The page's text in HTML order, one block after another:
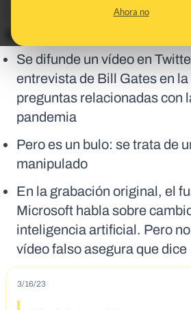
Ahora no
En corto:
Se difunde un vídeo en
entrevista de Bill Gates en
preguntas relacionadas con
pandemia
Pero es un bulo: se trata de
manipulado
En la grabación original, el
Microsoft habla sobre
inteligencia artificial. Pero
vídeo falso asegura que dice
3/16/23